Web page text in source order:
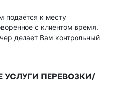
подаётся к месту
с клиентом время.
делает Вам контрольный
УСЛУГИ ПЕРЕВОЗКИ/